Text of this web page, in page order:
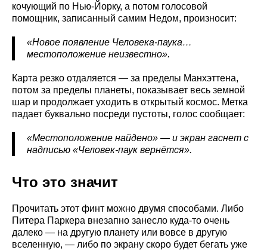
кочующий по Нью-Йорку, а потом голосовой
помощник, записанный самим Недом, произносит:
«Новое появление Человека-паука…
местоположение неизвестно».
Карта резко отдаляется — за пределы Манхэттена,
потом за пределы планеты, показывает весь земной
шар и продолжает уходить в открытый космос. Метка
падает буквально посреди пустоты, голос сообщает:
«Местоположение найдено» — и экран гаснет с
надписью «Человек-паук вернётся».
Что это значит
Прочитать этот финт можно двумя способами. Либо
Питера Паркера внезапно занесло куда-то очень
далеко — на другую планету или вовсе в другую
вселенную, — либо по экрану скоро будет бегать уже